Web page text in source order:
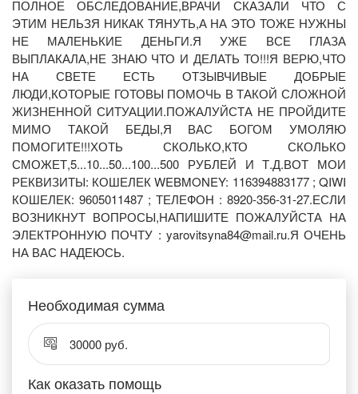
ПОЛНОЕ ОБСЛЕДОВАНИЕ,ВРАЧИ СКАЗАЛИ ЧТО С
ЭТИМ НЕЛЬЗЯ НИКАК ТЯНУТЬ,А НА ЭТО ТОЖЕ НУЖНЫ
НЕ МАЛЕНЬКИЕ ДЕНЬГИ.Я УЖЕ ВСЕ ГЛАЗА
ВЫПЛАКАЛА,НЕ ЗНАЮ ЧТО И ДЕЛАТЬ ТО!!!Я ВЕРЮ,ЧТО
НА СВЕТЕ ЕСТЬ ОТЗЫВЧИВЫЕ ДОБРЫЕ
ЛЮДИ,КОТОРЫЕ ГОТОВЫ ПОМОЧЬ В ТАКОЙ СЛОЖНОЙ
ЖИЗНЕННОЙ СИТУАЦИИ.ПОЖАЛУЙСТА НЕ ПРОЙДИТЕ
МИМО ТАКОЙ БЕДЫ,Я ВАС БОГОМ УМОЛЯЮ
ПОМОГИТЕ!!!ХОТЬ СКОЛЬКО,КТО СКОЛЬКО
СМОЖЕТ,5...10...50...100...500 РУБЛЕЙ И Т.Д.ВОТ МОИ
РЕКВИЗИТЫ: КОШЕЛЕК WEBMONEY: 116394883177 ; QIWI
КОШЕЛЕК: 9605011487 ; ТЕЛЕФОН : 8920-356-31-27.ЕСЛИ
ВОЗНИКНУТ ВОПРОСЫ,НАПИШИТЕ ПОЖАЛУЙСТА НА
ЭЛЕКТРОННУЮ ПОЧТУ : yarovitsyna84@mail.ru.Я ОЧЕНЬ
НА ВАС НАДЕЮСЬ.
Необходимая сумма
30000 руб.
Как оказать помощь